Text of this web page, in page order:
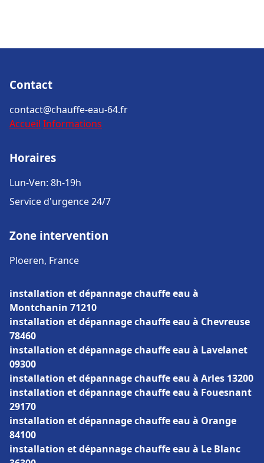
Contact
contact@chauffe-eau-64.fr
Accueil Informations
Horaires
Lun-Ven: 8h-19h
Service d'urgence 24/7
Zone intervention
Ploeren, France
installation et dépannage chauffe eau à
Montchanin 71210
installation et dépannage chauffe eau à Chevreuse
78460
installation et dépannage chauffe eau à Lavelanet
09300
installation et dépannage chauffe eau à Arles 13200
installation et dépannage chauffe eau à Fouesnant
29170
installation et dépannage chauffe eau à Orange
84100
installation et dépannage chauffe eau à Le Blanc